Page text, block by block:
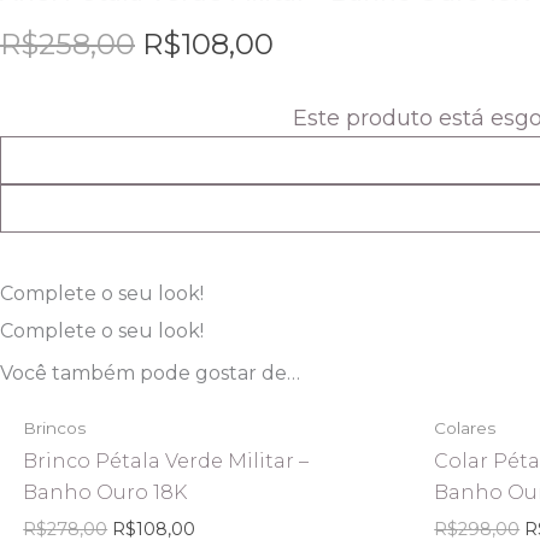
R$258,00 R$108,00
Este produto está
Complete o seu look!
Complete o seu look!
Você também pode gostar de…
Brincos
Brinco Pétala Verde Militar –
Banho Ouro 18K
R$278,00
original
R$278,00.
R$108,00
atual
Colares
Colar
Banho
R$298,00